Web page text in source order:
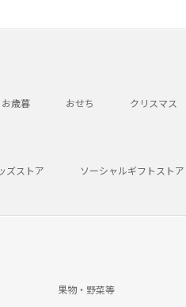
お歳暮 おせち クリスマス
ズストア ソーシャルギフトストア
果物・野菜等